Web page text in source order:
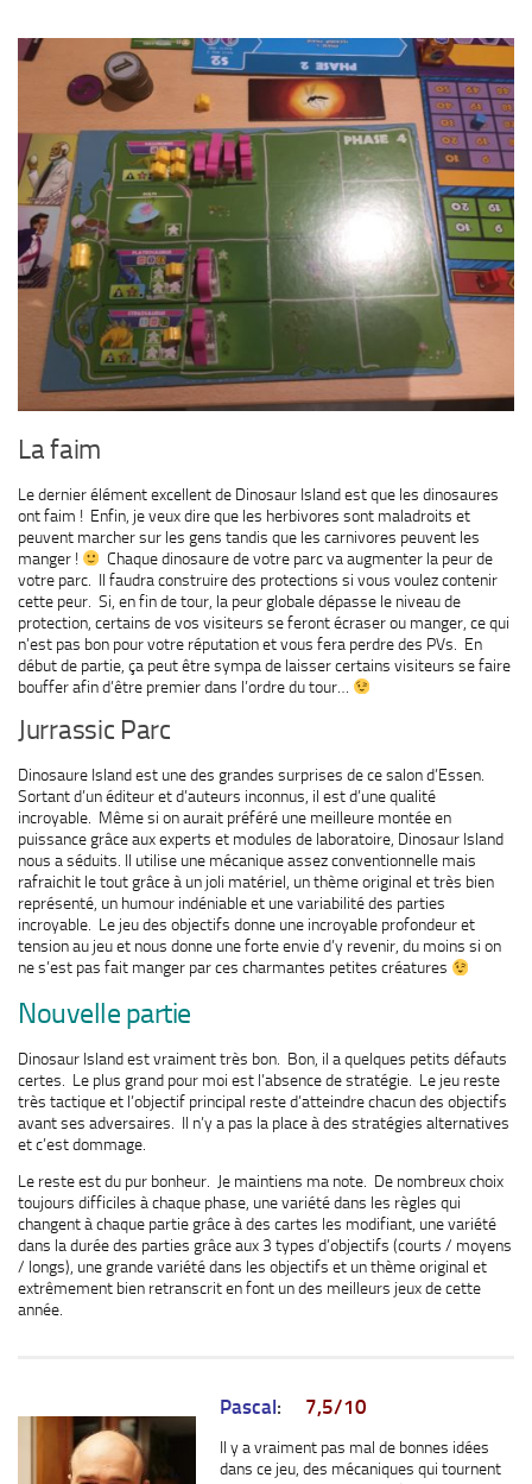
La faim
Le dernier élément excellent de Dinosaur Island est que les dinosaures
ont faim ! Enfin, je veux dire que les herbivores sont maladroits et
peuvent marcher sur les gens tandis que les carnivores peuvent les
manger !
Chaque dinosaure de votre parc va augmenter la peur de
votre parc. Il faudra construire des protections si vous voulez contenir
cette peur. Si, en fin de tour, la peur globale dépasse le niveau de
protection, certains de vos visiteurs se feront écraser ou manger, ce qui
n’est pas bon pour votre réputation et vous fera perdre des PVs. En
début de partie, ça peut être sympa de laisser certains visiteurs se faire
bouffer afin d’être premier dans l’ordre du tour…
Jurrassic Parc
Dinosaure Island est une des grandes surprises de ce salon d’Essen.
Sortant d’un éditeur et d’auteurs inconnus, il est d’une qualité
incroyable. Même si on aurait préféré une meilleure montée en
puissance grâce aux experts et modules de laboratoire, Dinosaur Island
nous a séduits. Il utilise une mécanique assez conventionnelle mais
rafraichit le tout grâce à un joli matériel, un thème original et très bien
représenté, un humour indéniable et une variabilité des parties
incroyable. Le jeu des objectifs donne une incroyable profondeur et
tension au jeu et nous donne une forte envie d’y revenir, du moins si on
ne s’est pas fait manger par ces charmantes petites créatures
Nouvelle partie
Dinosaur Island est vraiment très bon. Bon, il a quelques petits défauts
certes. Le plus grand pour moi est l’absence de stratégie. Le jeu reste
très tactique et l’objectif principal reste d’atteindre chacun des objectifs
avant ses adversaires. Il n’y a pas la place à des stratégies alternatives
et c’est dommage.
Le reste est du pur bonheur. Je maintiens ma note. De nombreux choix
toujours difficiles à chaque phase, une variété dans les règles qui
changent à chaque partie grâce à des cartes les modifiant, une variété
dans la durée des parties grâce aux 3 types d’objectifs (courts / moyens
/ longs), une grande variété dans les objectifs et un thème original et
extrêmement bien retranscrit en font un des meilleurs jeux de cette
année.
Pascal: 7,5/10
Il y a vraiment pas mal de bonnes idées
dans ce jeu, des mécaniques qui tournent